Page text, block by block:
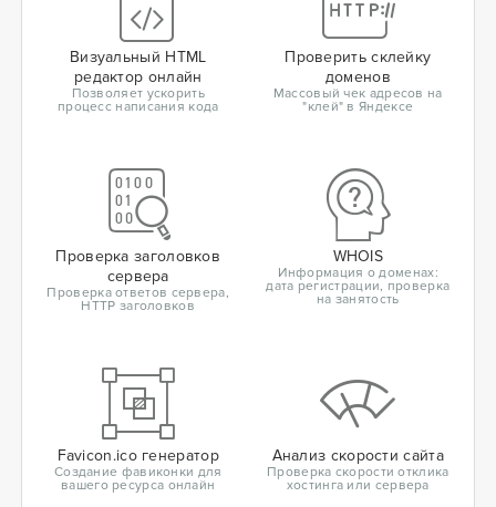
Визуальный HTML
редактор онлайн
Позволяет ускорить
процесс написания кода
Проверить склейку
доменов
Массовый чек адресов на
"клей" в Яндексе
Проверка заголовков
сервера
Проверка ответов сервера,
HTTP заголовков
WHOIS
Информация о доменах:
дата регистрации, проверка
на занятость
Favicon.ico генератор
Создание фавиконки для
вашего ресурса онлайн
Анализ скорости сайта
Проверка скорости отклика
хостинга или сервера